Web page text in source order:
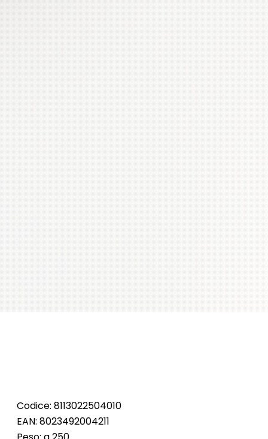
Codice: 8113022504010
EAN: 8023492004211